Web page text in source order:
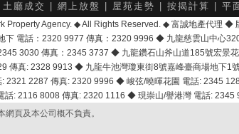
土廳成交 網上放盤 屋苑走勢 按揭計算 平
Property Agency. ◆ All Rights Reserved. ◆ 富誠地產代理 ◆
下 電話：2320 9977 傳真：2320 9996 ◆ 九龍慈雲山中心
3030 傳真：2345 3737 ◆ 九龍鑽石山斧山道185號宏景
傳真: 2328 9913 ◆ 九龍牛池灣瓊東街8號嘉峰臺商場地下1
2287 傳真: 2320 9996 ◆ 峻弦/曉暉花園 電話: 2345
: 2116 8008 傳真: 2320 1116 ◆ 現崇山/譽港灣 電話:
頁及本公司概不負責。